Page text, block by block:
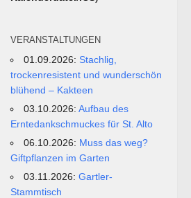
VERANSTALTUNGEN
01.09.2026: Stachlig,
trockenresistent und wunderschön
blühend – Kakteen
03.10.2026:Aufbau des
Erntedankschmuckes für St. Alto
06.10.2026: Muss das weg?
Giftpflanzen im Garten
03.11.2026:Gartler-
Stammtisch